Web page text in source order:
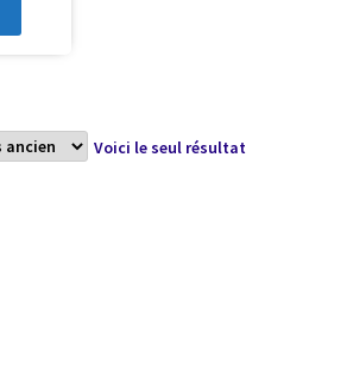
Voici le seul résultat